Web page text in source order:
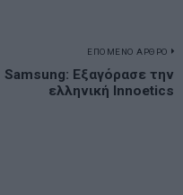
ΕΠΟΜΕΝΟ ΑΡΘΡΟ
Samsung: Εξαγόρασε την
ελληνική Innoetics